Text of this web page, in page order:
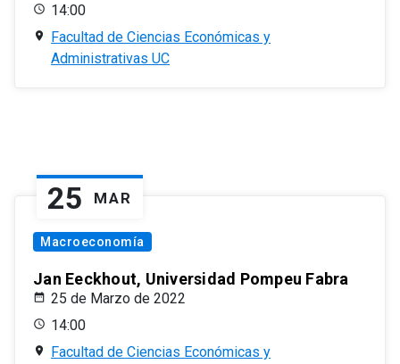
14:00
Facultad de Ciencias Económicas y
Administrativas UC
25 MAR
Macroeconomía
Jan Eeckhout, Universidad Pompeu Fabra
25 de Marzo de 2022
14:00
Facultad de Ciencias Económicas y